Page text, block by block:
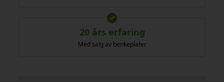
20 års erfaring
Med salg av benkeplater